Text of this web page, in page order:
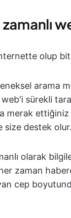
olup
arama
sürekli
merak ettiğiniz
size destek olur.
olarak
zaman
cep